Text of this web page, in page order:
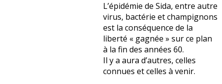
L’épidémie de Sida, entre autre
virus, bactérie et champignons
est la conséquence de la
liberté « gagnée » sur ce plan
à la fin des années 60.
Il y a aura d’autres, celles
connues et celles à venir.